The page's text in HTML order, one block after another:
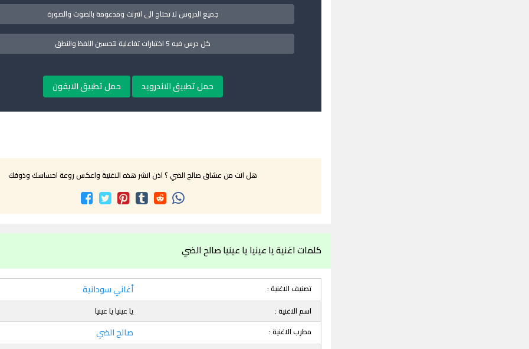
جميع الدروس لا تحتاج الى انترنت ومدعومة بالصوت والصورة
كل درس فيه 5 اختبارات تفاعلية لتحسين اللفظ والنطق
حمل تطبيق الاندرويد حمل تطبيق الايفون
هل انت من عشاق صالح الضي ؟ اذن انشر هذه الاغنية واعكس روعة احساسك وذوقك
كلمات اغنية يا عينيا يا عينيا صالح الضي
تصنيف الاغنية : أغاني سودانية
اسم الاغنية :
يا عينيا يا عينيا
مطرب الاغنية :
صالح الضي